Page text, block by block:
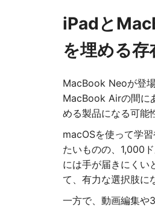
iPadと
を埋める存
MacBook Neoが登
MacBook Airの間に
める製品になる可能
macOSを使って学
たいものの、1,000
には手が届きにくい
て、有力な選択肢に
一方で、動画編集や